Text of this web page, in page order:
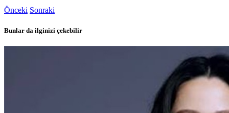
Önceki Sonraki
Bunlar da ilginizi çekebilir